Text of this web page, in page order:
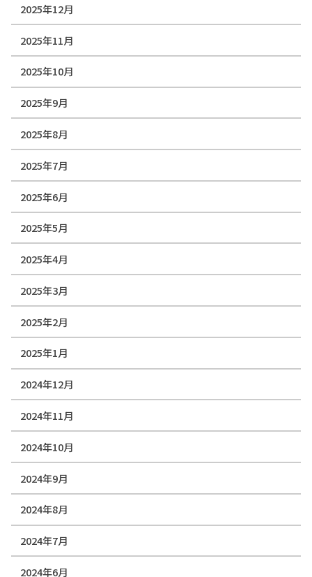
2025年12月
2025年11月
2025年10月
2025年9月
2025年8月
2025年7月
2025年6月
2025年5月
2025年4月
2025年3月
2025年2月
2025年1月
2024年12月
2024年11月
2024年10月
2024年9月
2024年8月
2024年7月
2024年6月